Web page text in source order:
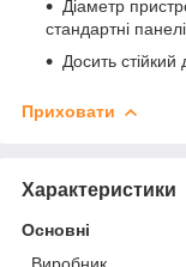
Діаметр
стандартні
Досить стійкий
Приховати
Характеристики
Основні
Виробник